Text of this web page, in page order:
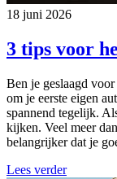
18 juni 2026
3 tips voor
Ben je geslaagd
om je eerste eigen
spannend tegelijk.
kijken. Veel meer
belangrijker dat je
Lees verder